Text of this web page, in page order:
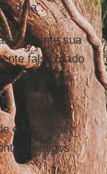
dela”.
durante sua
falsa, dado
muitos
e histórica
inimigos